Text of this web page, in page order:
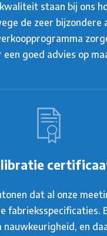
staan bij ons
de zeer bijzondere
een goed advies op
dat al onze
fabrieksspecificaties.
nauwkeurigheid, en